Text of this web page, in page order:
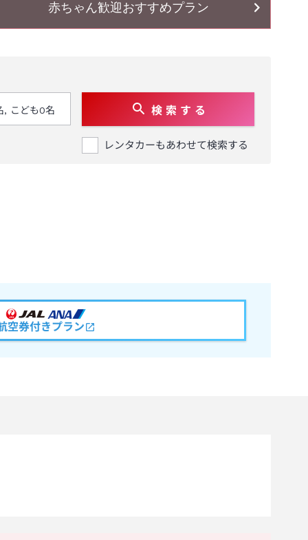
赤ちゃん歓迎おすすめプラン
検 索 す る
レンタカーもあわせて検索する
空券付きプラン